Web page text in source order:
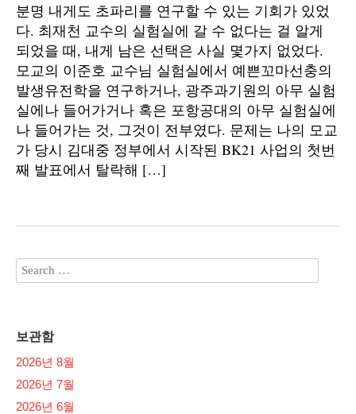
분명 내게도 초파리를 연구할 수 있는 기회가 있었
다. 최재천 교수의 실험실에 갈 수 없다는 걸 알게
되었을 때, 내게 남은 선택은 사실 몇가지 없었다.
모교의 이준호 교수님 실험실에서 예쁜꼬마선충의
발생유전학을 연구하거나, 광주과기원의 아무 실험
실에나 들어가거나 혹은 포항공대의 아무 실험실에
나 들어가는 것, 그것이 전부였다. 문제는 나의 모교
가 당시 김대중 정부에서 시작된 BK21 사업의 첫번
째 발표에서 탈락해 […]
보관함
2026년 8월
2026년 7월
2026년 6월